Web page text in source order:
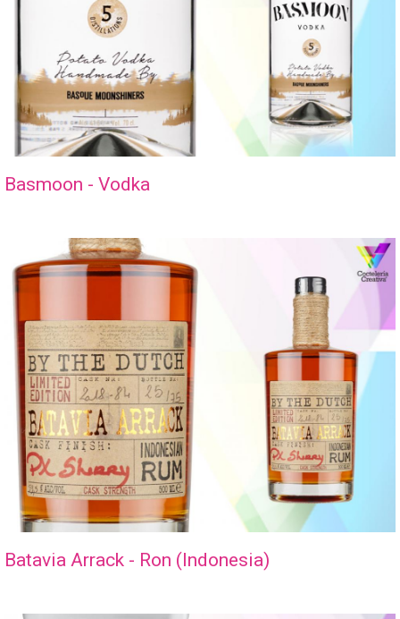
Basmoon - Vodka
Batavia Arrack - Ron (Indonesia)